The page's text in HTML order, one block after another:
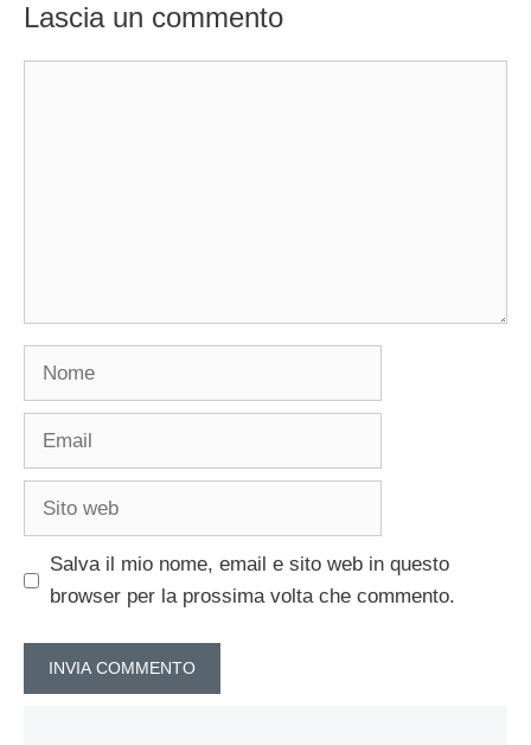
Lascia un commento
Nome
Email
Sito
Salva il mio nome, email e sito web in questo
browser per la prossima volta che commento.